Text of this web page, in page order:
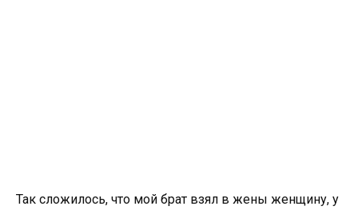
Так сложилось, что мой брат взял в жены женщину, у